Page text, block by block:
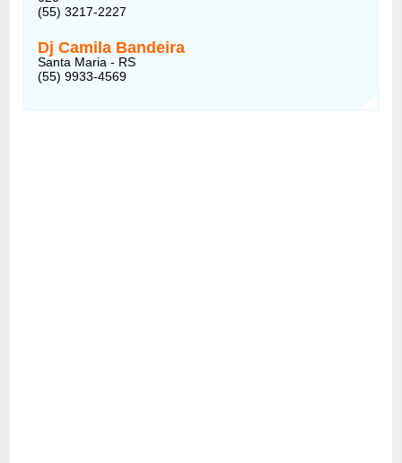
(55) 3217-2227
Dj Camila Bandeira
Santa Maria - RS
(55) 9933-4569